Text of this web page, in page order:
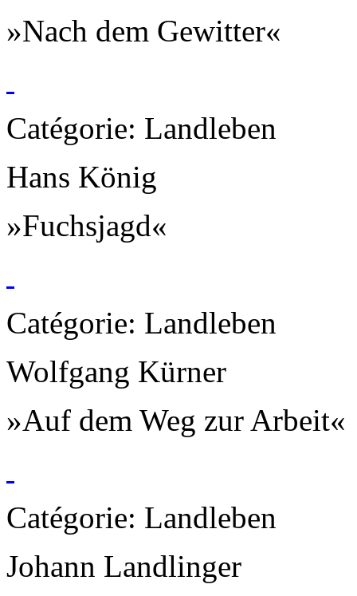
»Nach dem Gewitter«
Catégorie: Landleben
Hans König
»Fuchsjagd«
Catégorie: Landleben
Wolfgang Kürner
»Auf dem Weg zur Arbeit«
Catégorie: Landleben
Johann Landlinger